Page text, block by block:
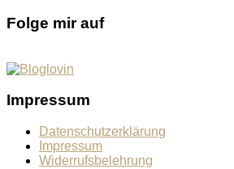
Folge mir auf
Impressum
Datenschutzerklärung
Impressum
Widerrufsbelehrung